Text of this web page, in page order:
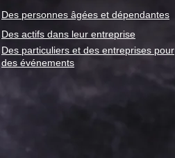
Traiteur : menu "repas
pour la semaine du 28
Des personnes âgées et dépendantes
Des actifs dans leur entreprise
Des particuliers et des entreprises pour
des événements